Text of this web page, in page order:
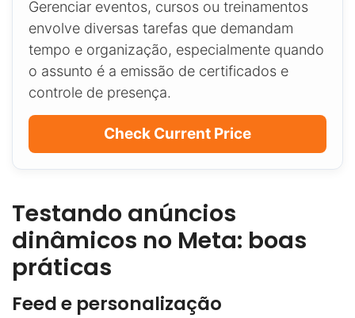
Gerenciar eventos, cursos ou treinamentos
envolve diversas tarefas que demandam
tempo e organização, especialmente quando
o assunto é a emissão de certificados e
controle de presença.
Check Current Price
Testando anúncios
dinâmicos no Meta: boas
práticas
Feed e personalização